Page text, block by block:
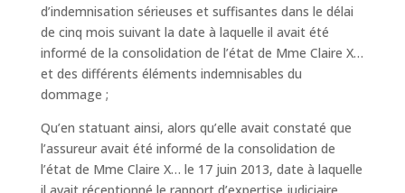
d’indemnisation sérieuses et suffisantes dans le délai
de cinq mois suivant la date à laquelle il avait été
informé de la consolidation de l’état de Mme Claire X…
et des différents éléments indemnisables du
dommage ;
Qu’en statuant ainsi, alors qu’elle avait constaté que
l’assureur avait été informé de la consolidation de
l’état de Mme Claire X… le 17 juin 2013, date à laquelle